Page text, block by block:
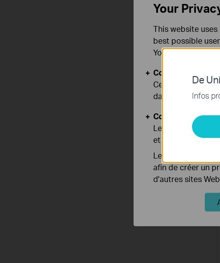
De
Infos
Your
This website
best possible
You can find
Cookies basiques
Ces cookies sont
dans vos
Cookies
Les cookies
et ajuster les
Les cookies
afin de créer un
d'autres sites